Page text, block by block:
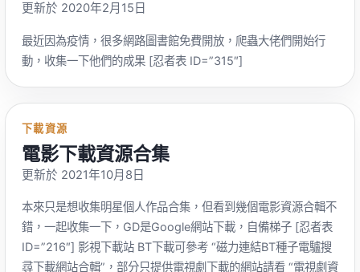
更新於 2020年2月15日
最近因為疫情，很多網路圖書館免費開放，爬蟲大佬們開始行
動，收集一下他們的成果 [忍者表 ID=”315″]
下載資源
電影下載資源合集
更新於 2021年10月8日
本來只是想收集明星個人作品合集，但看到幾個電影資源合輯不
錯，一起收集一下，GD是Google網站下載，自備梯子 [忍者表
ID=”216″] 影視下載站 BT下載可參考 “磁力連結BT種子電驢搜
尋下載網站合輯”，部分只提供電視劇下載的網站請看 “電視劇資